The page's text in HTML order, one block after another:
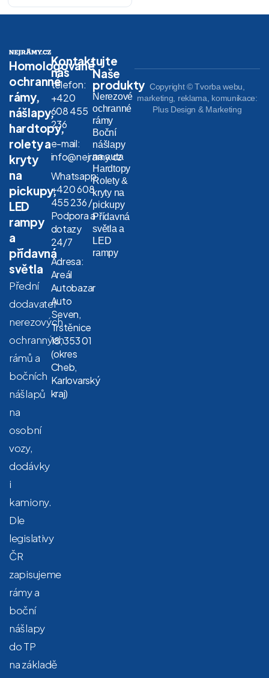
Homologované
ochranné
rámy,
nášlapy,
hardtopy,
rolety a
kryty
na
pickupy,
LED
rampy
a
přídavná
světla
Přední
dodavatel
nerezových
ochranných
rámů a
bočních
nášlapů
na
osobní
vozy,
dodávky
i
kamiony.
Dle
legislativy
ČR
zapisujeme
rámy a
boční
nášlapy
do TP
na základě
Kontaktujte
nás
telefon:
+420
608 455
236
e-mail:
info@nejramy.cz
Whatsapp:
+420 608
455 236 /
Podpora a
dotazy
24/7
Adresa:
Areál
Autobazar
Auto
Seven,
Trstěnice
18, 353 01
(okres
Cheb,
Karlovarský
kraj)
Naše
produkty
Nerezové
ochranné
rámy
Boční
nášlapy
na auta
Hardtopy
Rolety &
kryty na
pickupy
Přídavná
světla a
LED
rampy
Copyright © Tvorba webu,
marketing, reklama, komunikace:
Plus Design & Marketing